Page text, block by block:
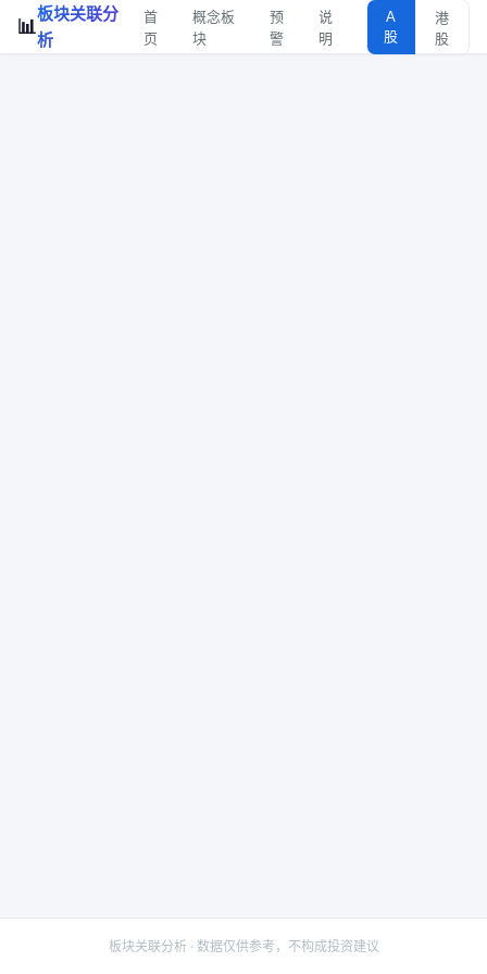
📊
板块关联分
析
首
页
概念板
块
预
警
说
明
A
股
港
股
板块关联分析 · 数据仅供参考，不构成投资建议